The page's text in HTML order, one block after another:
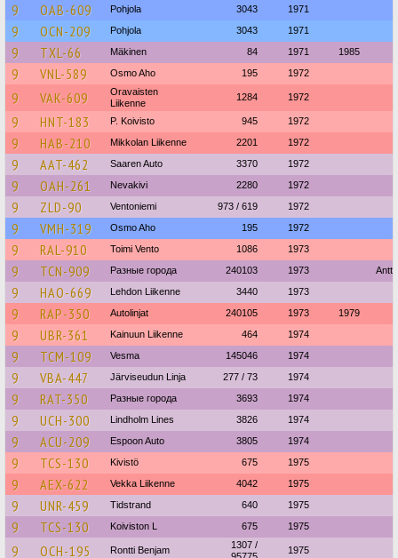
9 OAB-609 Pohjola 3043 1971
9 OCN-209 Pohjola 3043 1971
9 TXL-66 Mäkinen 84 1971 1985
9 VNL-589 Osmo Aho 195 1972
9 VAK-609
Oravaisten
Liikenne
1284 1972
9 HNT-183 P. Koivisto 945 1972
9 HAB-210 Mikkolan Liikenne 2201 1972
9 AAT-462 Saaren Auto 3370 1972
9 OAH-261 Nevakivi 2280 1972
9 ZLD-90 Ventoniemi 973 / 619 1972
9 VMH-319 Osmo Aho 195 1972
9 RAL-910 Toimi Vento 1086 1973
9 TCN-909 Разные города 240103 1973 Antti
9 HAO-669 Lehdon Liikenne 3440 1973
9 RAP-350 Autolinjat 240105 1973 1979
9 UBR-361 Kainuun Liikenne 464 1974
9 TCM-109 Vesma 145046 1974
9 VBA-447 Järviseudun Linja 277 / 73 1974
9 RAT-350 Разные города 3693 1974
9 UCH-300 Lindholm Lines 3826 1974
9 ACU-209 Espoon Auto 3805 1974
9 TCS-130 Kivistö 675 1975
9 AEX-622 Vekka Liikenne 4042 1975
9 UNR-459 Tidstrand 640 1975
9 TCS-130 Koiviston L 675 1975
9 OCH-195 Rontti Benjam
1307 /
1975